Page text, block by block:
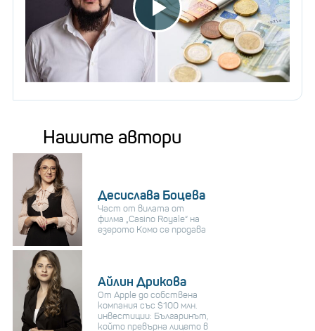
Нашите автори
Десислава Боцева
Част от вилата от
филма „Casino Royale“ на
езерото Комо се продава
Айлин Дрикова
От Apple до собствена
компания със $100 млн.
инвестиции: Българинът,
който превърна лицето в